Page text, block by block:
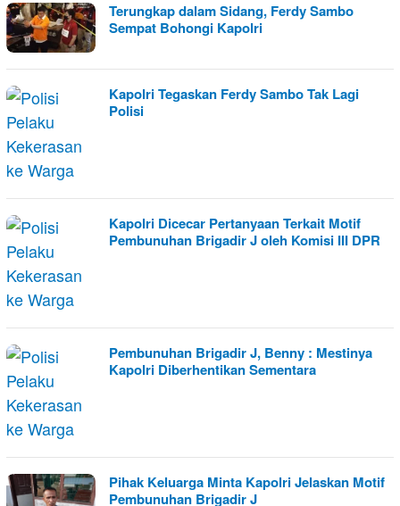
Terungkap dalam Sidang, Ferdy Sambo
Sempat Bohongi Kapolri
Kapolri Tegaskan Ferdy Sambo Tak Lagi
Polisi
Kapolri Dicecar Pertanyaan Terkait Motif
Pembunuhan Brigadir J oleh Komisi III DPR
Pembunuhan Brigadir J, Benny : Mestinya
Kapolri Diberhentikan Sementara
Pihak Keluarga Minta Kapolri Jelaskan Motif
Pembunuhan Brigadir J